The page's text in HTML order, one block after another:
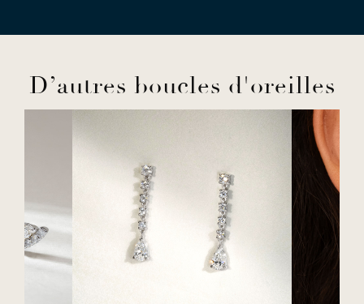
D’autres boucles d'oreilles